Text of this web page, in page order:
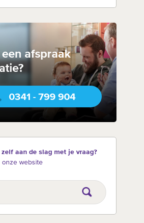
een afspraak
0341 - 799 904
zelf aan de slag met je vraag?
onze website